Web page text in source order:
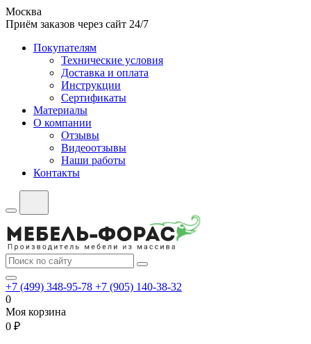
Москва
Приём заказов через сайт 24/7
Покупателям
Технические условия
Доставка и оплата
Инструкции
Сертификаты
Материалы
О компании
Отзывы
Видеоотзывы
Наши работы
Контакты
+7 (499) 348-95-78 +7 (905) 140-38-32
0
Моя корзина
0 ₽